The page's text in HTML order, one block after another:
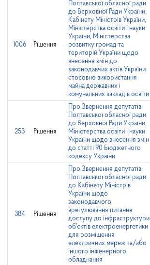
1006 Рішення
Полтавської обласної ради
до Верховної Ради України,
Кабінету Міністрів України,
Міністерства освіти і науки
України, Міністерства
розвитку громад та
територій України щодо
внесення змін до
законодавчих актів України
стосовно використання
майна державних і
комунальних закладів освіти
253 Рішення
Про Звернення депутатів
Полтавської обласної ради
до Верховної Ради України,
Міністерства освіти і науки
України щодо внесення змін
до статті 90 Бюджетного
кодексу України
384 Рішення
Про Звернення депутатів
Полтавської обласної ради
до Кабінету Mіністрів
України щодо
законодавчого
врегулювання питання
доступу до інфраструктури
об’єктів електроенергетики
для розміщення
електричних мереж та/або
іншого інженерного
обладнання